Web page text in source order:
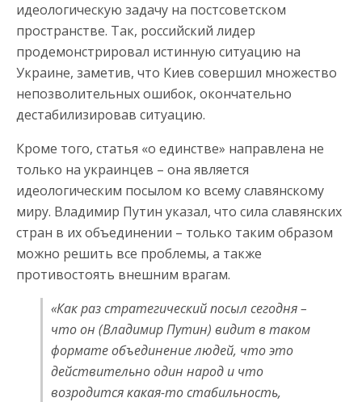
идеологическую задачу на постсоветском
пространстве. Так, российский лидер
продемонстрировал истинную ситуацию на
Украине, заметив, что Киев совершил множество
непозволительных ошибок, окончательно
дестабилизировав ситуацию.
Кроме того, статья «о единстве» направлена не
только на украинцев – она является
идеологическим посылом ко всему славянскому
миру. Владимир Путин указал, что сила славянских
стран в их объединении – только таким образом
можно решить все проблемы, а также
противостоять внешним врагам.
«Как раз стратегический посыл сегодня –
что он (Владимир Путин) видит в таком
формате объединение людей, что это
действительно один народ и что
возродится какая-то стабильность,